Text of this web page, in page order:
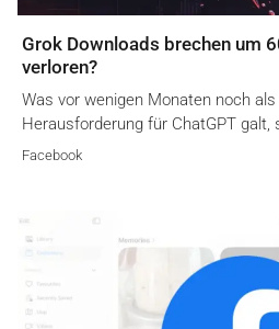
Grok Downloads brechen um
verloren?
Was vor wenigen Monaten noch
Herausforderung für ChatGPT galt,
Facebook